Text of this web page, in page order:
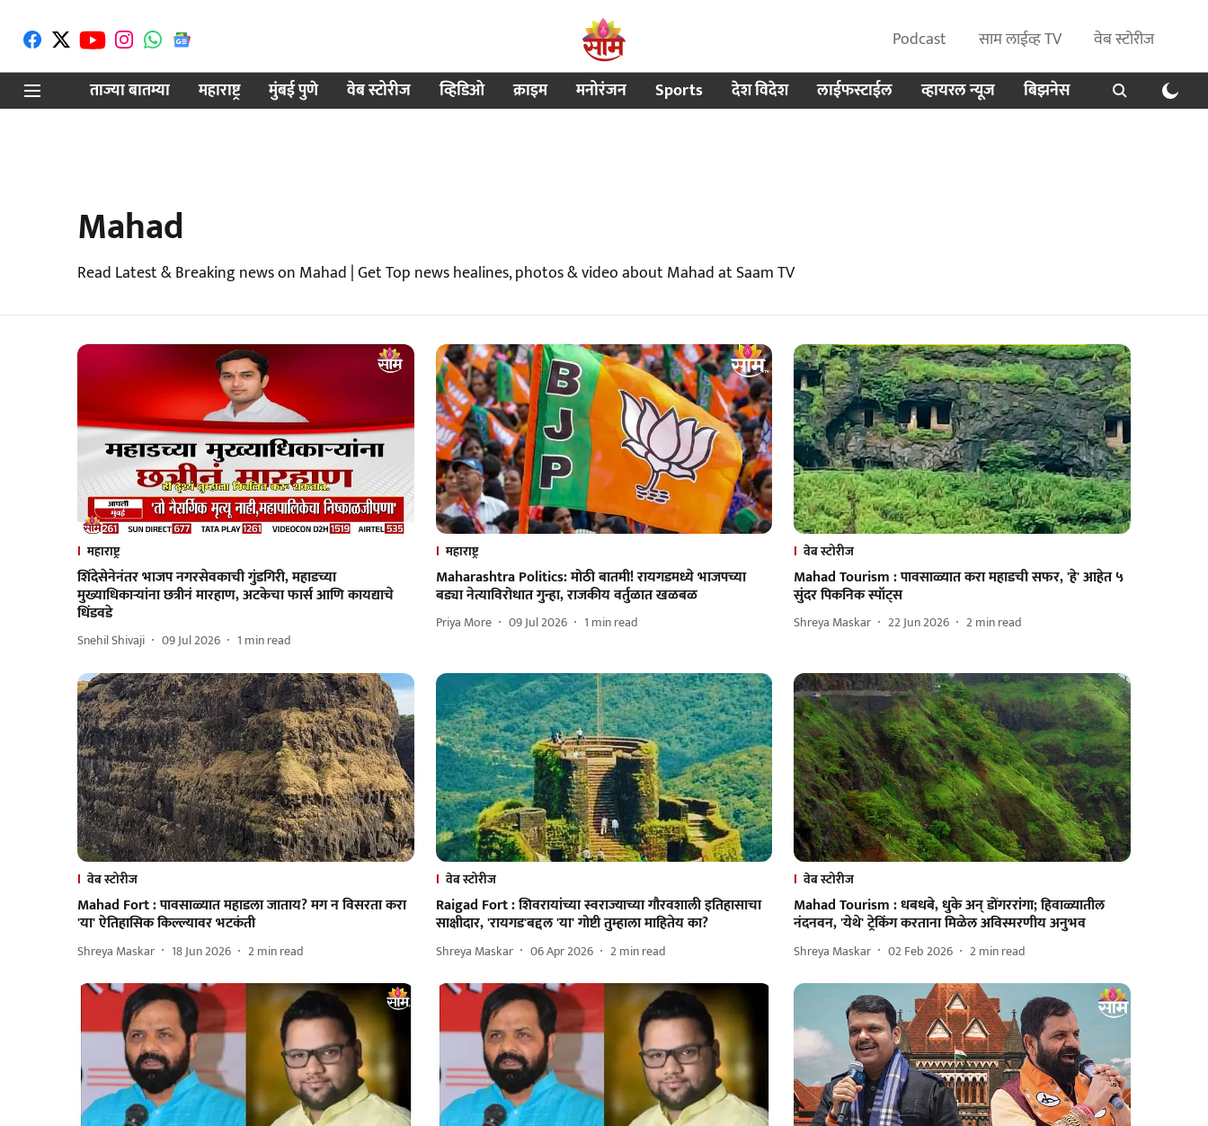
Podcast साम लाईव्ह TV
वेब स्टोरीज
ताज्या बातम्या
महाराष्ट्र मुंबई पुणे वेब स्टोरीज व्हिडिओ क्राइम मनोरंजन Sports देश विदेश लाईफस्टाईल व्हायरल न्यूज बिझनेस
Mahad
Read Latest & Breaking news on Mahad | Get Top news healines, photos & video about Mahad at Saam TV
महाराष्ट्र
शिंदेसेनेनंतर भाजप नगरसेवकाची गुंडगिरी, महाडच्या
मुख्याधिकाऱ्यांना छत्रीनं मारहाण, अटकेचा फार्स आणि कायद्याचे
धिंडवडे
Snehil Shivaji 09 Jul 2026 1 min read
महाराष्ट्र
Maharashtra Politics: मोठी बातमी! रायगडमध्ये भाजपच्या
बड्या नेत्याविरोधात गुन्हा, राजकीय वर्तुळात खळबळ
Priya More 09 Jul 2026 1 min read
वेब स्टोरीज
Mahad Tourism : पावसाळ्यात करा महाडची सफर, 'हे' आहेत ५
सुंदर पिकनिक स्पॉट्स
Shreya Maskar 22 Jun 2026 2min read
वेब स्टोरीज
Mahad Fort : पावसाळ्यात महाडला जाताय? मग न विसरता करा
'या' ऐतिहासिक किल्ल्यावर भटकंती
Shreya Maskar 18 Jun 2026 2min read
वेब स्टोरीज
Raigad Fort : शिवरायांच्या स्वराज्याच्या गौरवशाली इतिहासाचा
साक्षीदार, 'रायगड'बद्दल 'या' गोष्टी तुम्हाला माहितेय का?
Shreya Maskar 06 Apr 2026 2min read
वेब स्टोरीज
Mahad Tourism : धबधबे, धुके अन् डोंगररांगा; हिवाळ्यातील
नंदनवन, 'येथे' ट्रेकिंग करताना मिळेल अविस्मरणीय अनुभव
Shreya Maskar 02 Feb 2026 2min read